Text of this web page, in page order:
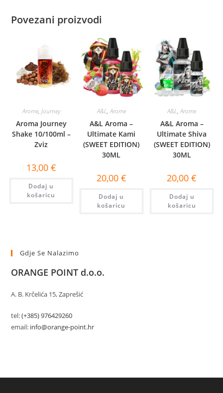
Povezani proizvodi
Arome, Journey
Aroma Journey
Shake 10/100ml –
Zviz
13,00 €
Dodaj u
košaricu
A&L,Arome
A&L Aroma –
Ultimate Kami
(SWEET EDITION)
30ML
20,00 €
Dodaj u
košaricu
A&L,Arome
A&L Aroma –
Ultimate Shiva
(SWEET EDITION)
30ML
20,00€
Dodaj u
košaricu
Gdje Se Nalazimo
ORANGE POINT d.o.o.
A. B. Krčelića 15, Zaprešić
tel:(+385) 976429260
email: info@orange-point.hr